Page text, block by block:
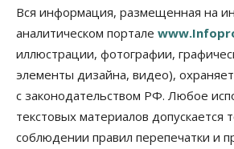
Недвижимость
Новосибирск находится в
«человечному» городу
10 Августа 2026, 15:00
Общество Право&Порядок
Кафе японской кухни в
45 дней
10 Августа 2026, 14:45
Вся информация, размещенная на
аналитическом портале
иллюстрации, фотографии,
элементы дизайна, видео),
с законодательством РФ. Любое
текстовых материалов допускается
соблюдении правил перепечатки и